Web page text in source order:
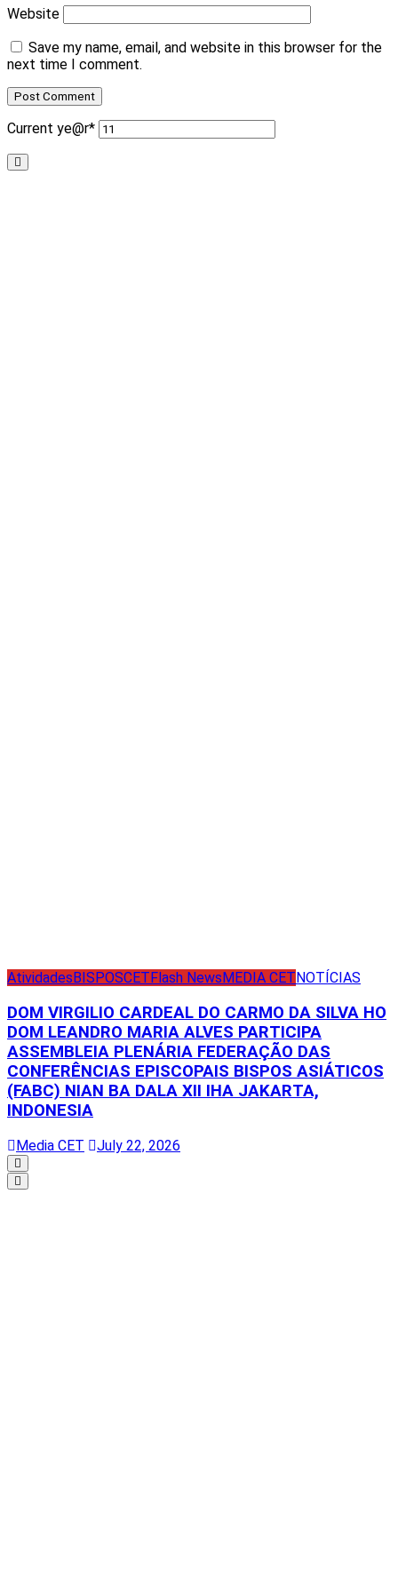
Website
Save my name, email, and website in this browser for the
next time I comment.
Current ye@r*
Atividades BISPOSCET Flash News MEDIA CET NOTÍCIAS
DOM VIRGILIO CARDEAL DO CARMO DA SILVA HO
DOM LEANDRO MARIA ALVES PARTICIPA
ASSEMBLEIA PLENÁRIA FEDERAÇÃO DAS
CONFERÊNCIAS EPISCOPAIS BISPOS ASIÁTICOS
(FABC) NIAN BA DALA XII IHA JAKARTA,
INDONESIA
Media CET July 22, 2026